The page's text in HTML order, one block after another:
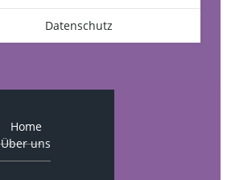
Datenschutz
Home
Über uns